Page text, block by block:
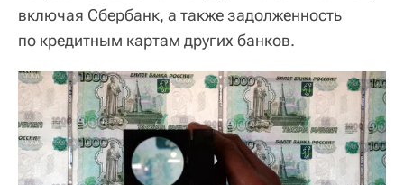
включая Сбербанк, а также задолженность
по кредитным картам других банков.